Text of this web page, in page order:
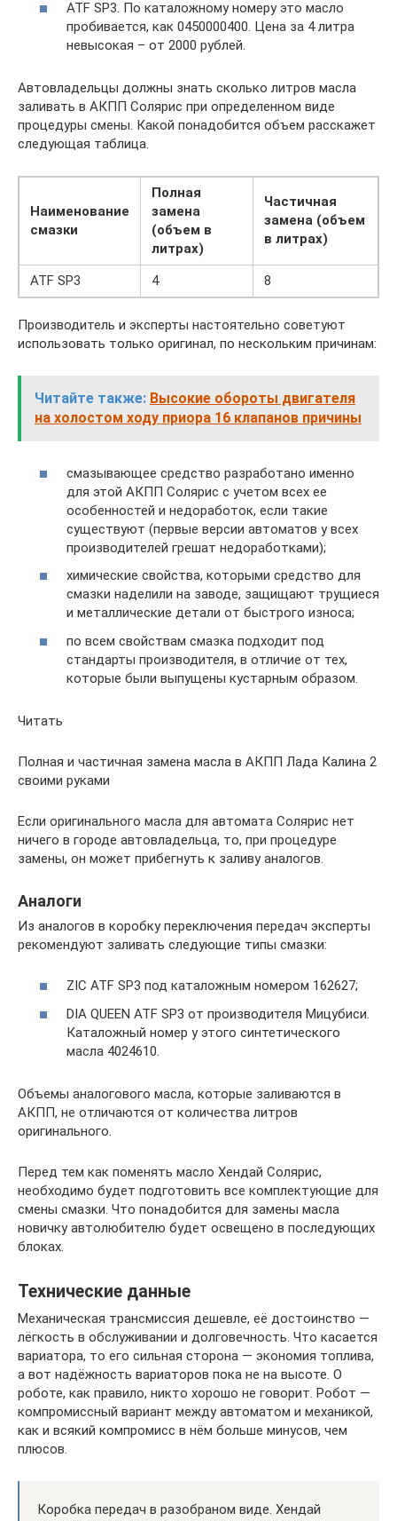
ATF SP3. По каталожному номеру это масло
пробивается, как 0450000400. Цена за 4 литра
невысокая – от 2000 рублей.
Автовладельцы должны знать сколько литров масла
заливать в АКПП Солярис при определенном виде
процедуры смены. Какой понадобится объем расскажет
следующая таблица.
Наименование
смазки
Полная
замена
(объем в
литрах)
Частичная
замена (объем
в литрах)
ATF SP3 4 8
Производитель и эксперты настоятельно советуют
использовать только оригинал, по нескольким причинам:
Читайте также: Высокие обороты двигателя
на холостом ходу приора 16 клапанов причины
смазывающее средство разработано именно
для этой АКПП Солярис с учетом всех ее
особенностей и недоработок, если такие
существуют (первые версии автоматов у всех
производителей грешат недоработками);
химические свойства, которыми средство для
смазки наделили на заводе, защищают трущиеся
и металлические детали от быстрого износа;
по всем свойствам смазка подходит под
стандарты производителя, в отличие от тех,
которые были выпущены кустарным образом.
Читать
Полная и частичная замена масла в АКПП Лада Калина 2
своими руками
Если оригинального масла для автомата Солярис нет
ничего в городе автовладельца, то, при процедуре
замены, он может прибегнуть к заливу аналогов.
Аналоги
Из аналогов в коробку переключения передач эксперты
рекомендуют заливать следующие типы смазки:
ZIC ATF SP3 под каталожным номером 162627;
DIA QUEEN ATF SP3 от производителя Мицубиси.
Каталожный номер у этого синтетического
масла 4024610.
Объемы аналогового масла, которые заливаются в
АКПП, не отличаются от количества литров
оригинального.
Перед тем как поменять масло Хендай Солярис,
необходимо будет подготовить все комплектующие для
смены смазки. Что понадобится для замены масла
новичку автолюбителю будет освещено в последующих
блоках.
Технические данные
Механическая трансмиссия дешевле, её достоинство —
лёгкость в обслуживании и долговечность. Что касается
вариатора, то его сильная сторона — экономия топлива,
а вот надёжность вариаторов пока не на высоте. О
роботе, как правило, никто хорошо не говорит. Робот —
компромиссный вариант между автоматом и механикой,
как и всякий компромисс в нём больше минусов, чем
плюсов.
Коробка передач в разобраном виде. Хендай